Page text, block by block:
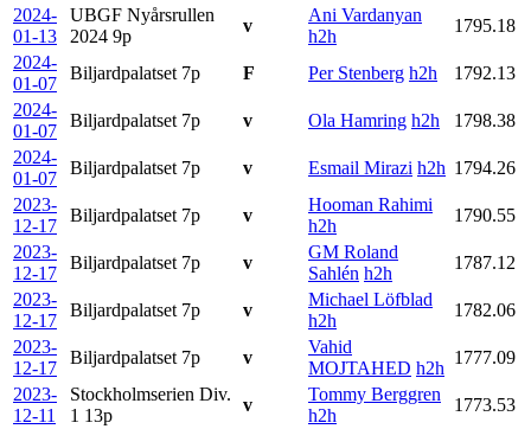
2024-
01-13
UBGF Nyårsrullen
2024 9p
v
Ani Vardanyan
h2h
1795.18
2024-
01-07
Biljardpalatset 7p F Per Stenberg h2h
1792.13
2024-
01-07
Biljardpalatset 7p v Ola Hamring h2h
1798.38
2024-
01-07
Biljardpalatset 7p v Esmail Mirazi h2h 1794.26
2023-
12-17
Biljardpalatset 7p v
Hooman Rahimi
h2h
1790.55
2023-
12-17
Biljardpalatset 7p v
GM Roland
Sahlén h2h
1787.12
2023-
12-17
Biljardpalatset 7p v
Michael Löfblad
h2h
1782.06
2023-
12-17
Biljardpalatset 7p v
Vahid
MOJTAHED h2h
1777.09
2023-
12-11
Stockholmserien Div.
1 13p
v
Tommy Berggren
h2h
1773.53